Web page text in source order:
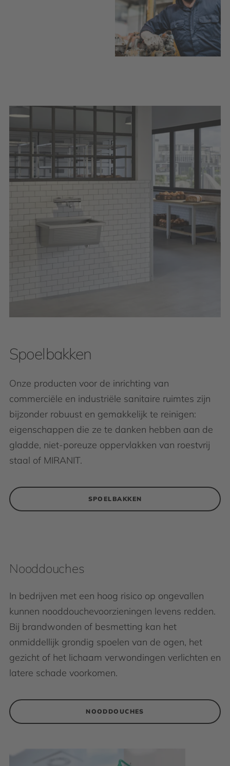
Spoelbakken
Onze producten voor de inrichting van
commerciële en industriële sanitaire ruimtes zijn
bijzonder robuust en gemakkelijk te reinigen:
eigenschappen die ze te danken hebben aan de
gladde, niet-poreuze oppervlakken van roestvrij
staal of MIRANIT.
SPOELBAKKEN
Nooddouches
In bedrijven met een hoog risico op ongevallen
kunnen nooddouchevoorzieningen levens redden.
Bij brandwonden of besmetting kan het
onmiddellijk grondig spoelen van de ogen, het
gezicht of het lichaam verwondingen verlichten en
latere schade voorkomen.
NOODDOUCHES